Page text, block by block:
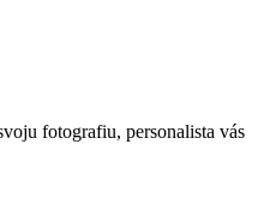
fotografiu, personalista vás